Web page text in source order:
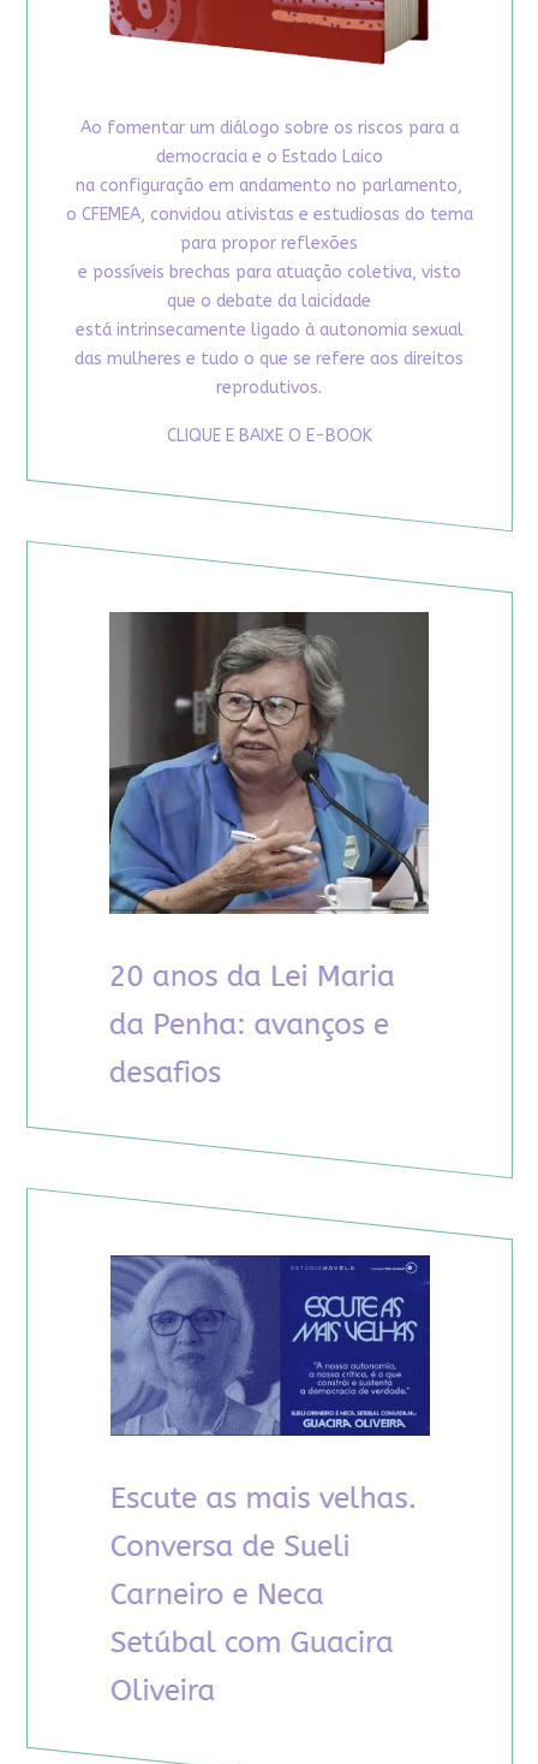
Ao fomentar um diálogo sobre os riscos para a
democracia e o Estado Laico
na configuração em andamento no parlamento,
o CFEMEA, convidou ativistas e estudiosas do tema
para propor reflexões
e possíveis brechas para atuação coletiva, visto
que o debate da laicidade
está intrinsecamente ligado à autonomia sexual
das mulheres e tudo o que se refere aos direitos
reprodutivos.
CLIQUE E BAIXE O E-BOOK